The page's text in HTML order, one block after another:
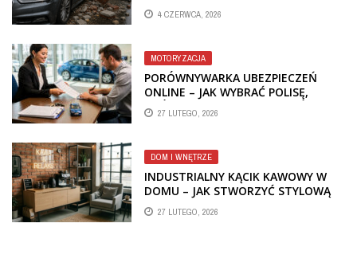
PRZEZ SPADAJĄCY FRAGMENT
OGRODZENIA
4 CZERWCA, 2026
MOTORYZACJA
PORÓWNYWARKA UBEZPIECZEŃ
ONLINE – JAK WYBRAĆ POLISĘ,
KTÓRA REALNIE CHRONI TWÓJ
MAJĄTEK?
27 LUTEGO, 2026
DOM I WNĘTRZE
INDUSTRIALNY KĄCIK KAWOWY W
DOMU – JAK STWORZYĆ STYLOWĄ
STREFĘ RELAKSU?
27 LUTEGO, 2026